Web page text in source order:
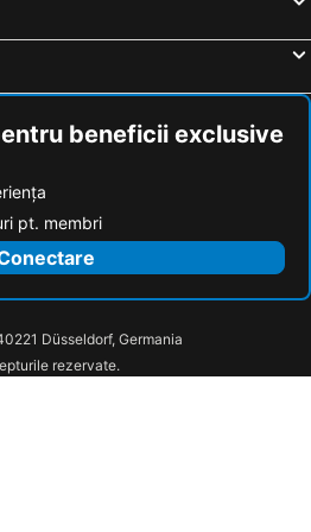
Hoteluri Briançon
beneficii exclusive
pt. membri
Düsseldorf, Germania
rezervate.